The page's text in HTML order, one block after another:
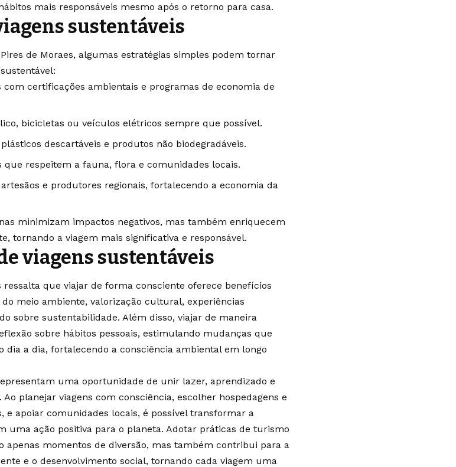
mais responsáveis mesmo após o retorno para casa.
sustentáveis
de Moraes, algumas estratégias simples podem tornar
com certificações ambientais e programas de economia de
bicicletas ou veículos elétricos sempre que possível.
descartáveis e produtos não biodegradáveis.
que respeitem a fauna, flora e comunidades locais.
e produtores regionais, fortalecendo a economia da
minimizam impactos negativos, mas também enriquecem
tornando a viagem mais significativa e responsável.
viagens sustentáveis
ressalta que viajar de forma consciente oferece benefícios
meio ambiente, valorização cultural, experiências
sobre sustentabilidade. Além disso, viajar de maneira
sobre hábitos pessoais, estimulando mudanças que
dia a dia, fortalecendo a consciência ambiental em longo
uma oportunidade de unir lazer, aprendizado e
planejar viagens com consciência, escolher hospedagens e
e apoiar comunidades locais, é possível transformar a
uma ação positiva para o planeta. Adotar práticas de turismo
apenas momentos de diversão, mas também contribui para a
e o desenvolvimento social, tornando cada viagem uma